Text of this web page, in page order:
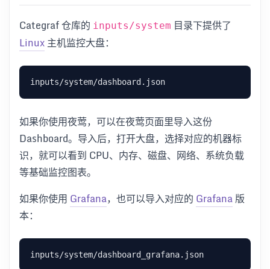
Categraf 仓库的 inputs/system 目录下提供了
Linux主机监控大盘：
如果你使用夜莺，可以在夜莺页面里导入这份
Dashboard。导入后，打开大盘，选择对应的机器标
识，就可以看到 CPU、内存、磁盘、网络、系统负载
等基础监控图表。
如果你使用 Grafana，也可以导入对应的 Grafana版
本：